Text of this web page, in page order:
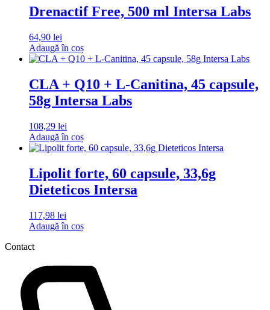
Drenactif Free, 500 ml Intersa Labs
64,90 lei
Adaugă în coș
CLA + Q10 + L-Canitina, 45 capsule,
58g Intersa Labs
108,29 lei
Adaugă în coș
Lipolit forte, 60 capsule, 33,6g
Dieteticos Intersa
117,98 lei
Adaugă în coș
Contact